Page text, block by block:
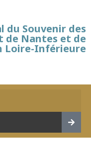
du Souvenir des
de Nantes et de
Loire-Inférieure